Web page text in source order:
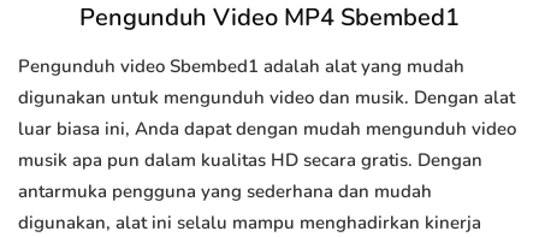
Pengunduh Video MP4 Sbembed1
Pengunduh video Sbembed1 adalah alat yang mudah
digunakan untuk mengunduh video dan musik. Dengan alat
luar biasa ini, Anda dapat dengan mudah mengunduh video
musik apa pun dalam kualitas HD secara gratis. Dengan
antarmuka pengguna yang sederhana dan mudah
digunakan, alat ini selalu mampu menghadirkan kinerja